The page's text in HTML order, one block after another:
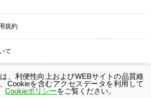
規約
て
、利便性向上およびWEBサイトの品質維
Cookieを含むアクセスデータを利用して
Cookieポリシーをご覧ください。